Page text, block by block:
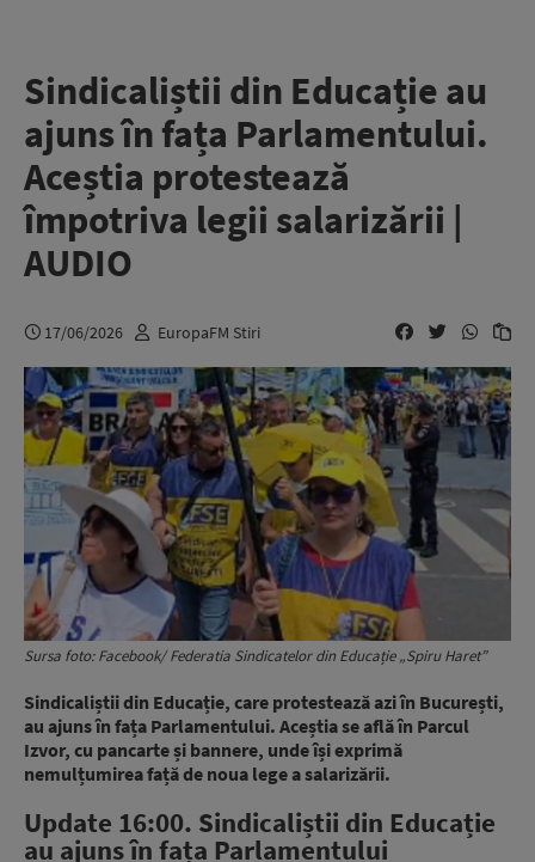
Sindicaliștii din Educație au
ajuns în fața Parlamentului.
Aceștia protestează
împotriva legii salarizării |
AUDIO
17/06/2026 EuropaFM Stiri
Sursa foto: Facebook/ Federatia Sindicatelor din Educație „Spiru Haret”
Sindicaliștii din Educație, care protestează azi în București,
au ajuns în fața Parlamentului. Aceștia se află în Parcul
Izvor, cu pancarte și bannere, unde își exprimă
nemulțumirea față de noua lege a salarizării.
Update 16:00. Sindicaliștii din Educație
au ajuns în fața Parlamentului